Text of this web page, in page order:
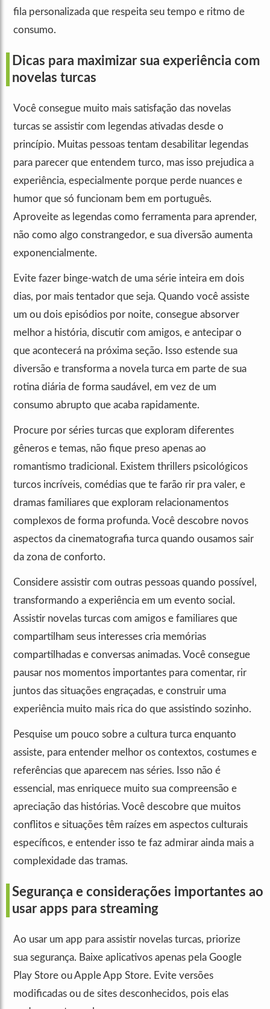
fila personalizada que respeita seu tempo e ritmo de
consumo.
Dicas para maximizar sua experiência com
novelas turcas
Você consegue muito mais satisfação das novelas
turcas se assistir com legendas ativadas desde o
princípio. Muitas pessoas tentam desabilitar legendas
para parecer que entendem turco, mas isso prejudica a
experiência, especialmente porque perde nuances e
humor que só funcionam bem em português.
Aproveite as legendas como ferramenta para aprender,
não como algo constrangedor, e sua diversão aumenta
exponencialmente.
Evite fazer binge-watch de uma série inteira em dois
dias, por mais tentador que seja. Quando você assiste
um ou dois episódios por noite, consegue absorver
melhor a história, discutir com amigos, e antecipar o
que acontecerá na próxima seção. Isso estende sua
diversão e transforma a novela turca em parte de sua
rotina diária de forma saudável, em vez de um
consumo abrupto que acaba rapidamente.
Procure por séries turcas que exploram diferentes
gêneros e temas, não fique preso apenas ao
romantismo tradicional. Existem thrillers psicológicos
turcos incríveis, comédias que te farão rir pra valer, e
dramas familiares que exploram relacionamentos
complexos de forma profunda. Você descobre novos
aspectos da cinematografia turca quando ousamos sair
da zona de conforto.
Considere assistir com outras pessoas quando possível,
transformando a experiência em um evento social.
Assistir novelas turcas com amigos e familiares que
compartilham seus interesses cria memórias
compartilhadas e conversas animadas. Você consegue
pausar nos momentos importantes para comentar, rir
juntos das situações engraçadas, e construir uma
experiência muito mais rica do que assistindo sozinho.
Pesquise um pouco sobre a cultura turca enquanto
assiste, para entender melhor os contextos, costumes e
referências que aparecem nas séries. Isso não é
essencial, mas enriquece muito sua compreensão e
apreciação das histórias. Você descobre que muitos
conflitos e situações têm raízes em aspectos culturais
específicos, e entender isso te faz admirar ainda mais a
complexidade das tramas.
Segurança e considerações importantes ao
usar apps para streaming
Ao usar um app para assistir novelas turcas, priorize
sua segurança. Baixe aplicativos apenas pela Google
Play Store ou Apple App Store. Evite versões
modificadas ou de sites desconhecidos, pois elas